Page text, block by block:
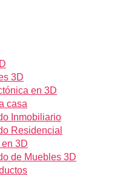
3D
en 3D
casa
Inmobiliario
Residencial
3D
de Muebles 3D